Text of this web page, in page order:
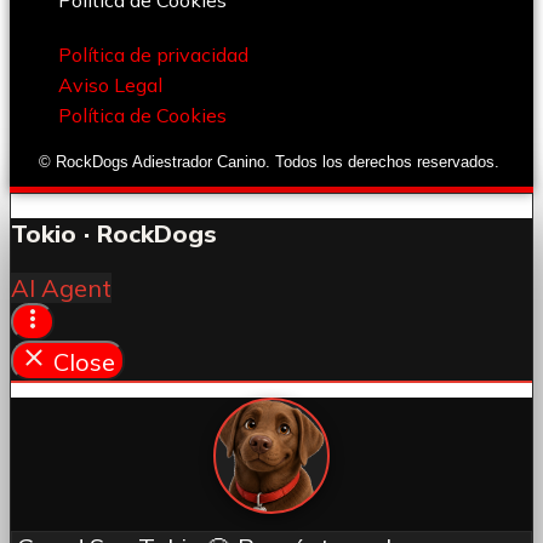
Política de privacidad
Aviso Legal
Política de Cookies
© RockDogs Adiestrador Canino. Todos los derechos reservados.
Tokio · RockDogs
AI Agent
Close